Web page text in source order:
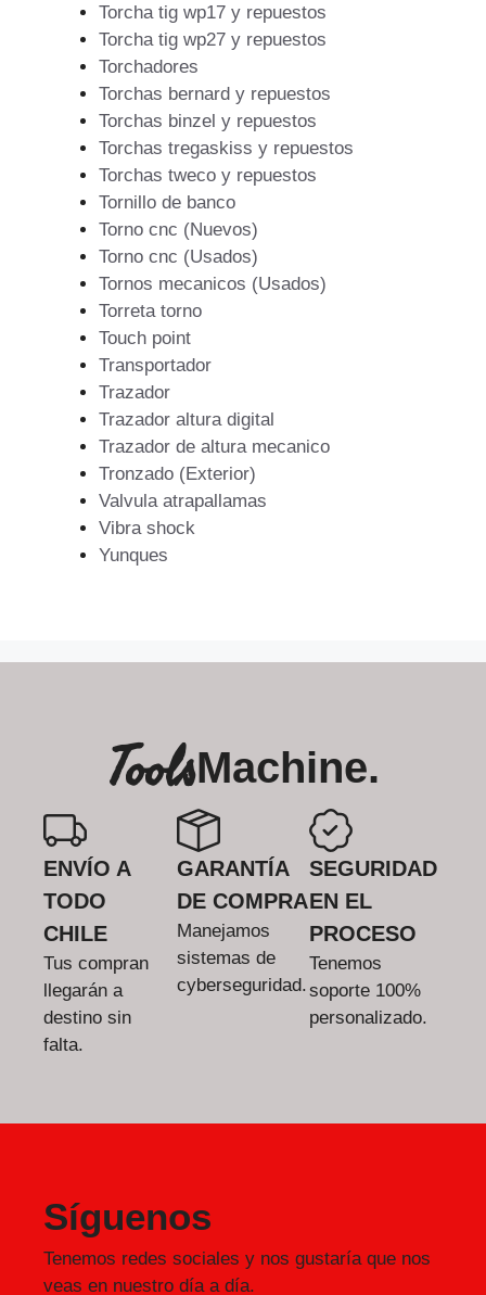
Torcha tig wp17 y repuestos
Torcha tig wp27 y repuestos
Torchadores
Torchas bernard y repuestos
Torchas binzel y repuestos
Torchas tregaskiss y repuestos
Torchas tweco y repuestos
Tornillo de banco
Torno cnc (Nuevos)
Torno cnc (Usados)
Tornos mecanicos (Usados)
Torreta torno
Touch point
Transportador
Trazador
Trazador altura digital
Trazador de altura mecanico
Tronzado (Exterior)
Valvula atrapallamas
Vibra shock
Yunques
ToolsMachine.
ENVÍO A
TODO
CHILE
Tus compran
llegarán a
destino sin
falta.
GARANTÍA
DE COMPRA
Manejamos
sistemas de
cyberseguridad.
SEGURIDAD
EN EL
PROCESO
Tenemos
soporte 100%
personalizado.
Síguenos
Tenemos redes sociales y nos gustaría que nos
veas en nuestro día a día.